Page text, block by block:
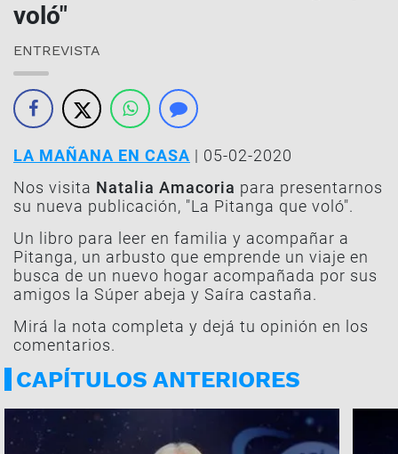
voló"
ENTREVISTA
LA MAÑANA EN CASA | 05-02-2020
Nos visita Natalia Amacoria para presentarnos
su nueva publicación, "La Pitanga que voló".
Un libro para leer en familia y acompañar a
Pitanga, un arbusto que emprende un viaje en
busca de un nuevo hogar acompañada por sus
amigos la Súper abeja y Saíra castaña.
Mirá la nota completa y dejá tu opinión en los
comentarios.
CAPÍTULOS ANTERIORES